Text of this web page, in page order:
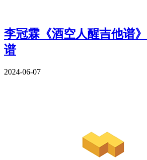
李冠霖《酒空人醒吉他谱
谱
2024-06-07